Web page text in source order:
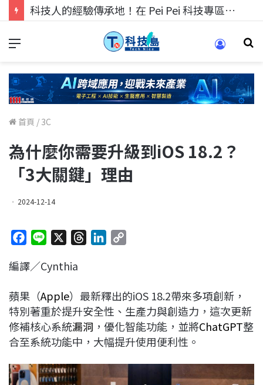
科技人找工作，就到TECH+ 科技專區!
首頁 / 3C
為什麼你需要升級到iOS 18.2？
「3大關鍵」理由
2024-12-14
c
b
o
o
k
n
a
d
s
e
d
I
n
L
i
n
k
編譯／Cynthia
蘋果（Apple）最新釋出的iOS 18.2帶來多項創新，
特別著重於提升安全性、生產力與創造力，這次更新
修補核心系統漏洞 ，優化智能功能，並將ChatGPT整
合至系統功能中，大幅提升使用便利性。